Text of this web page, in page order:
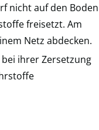
nicht auf den Boden
freisetzt. Am
Netz abdecken.
ihrer Zersetzung